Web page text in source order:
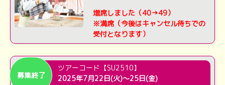
増席しました（40→49）
※満席（今後はキャンセル待ちでの
受付となります）
募集終了
ツアーコード【SU2510】
2025年7月22日(火)～25日(金)